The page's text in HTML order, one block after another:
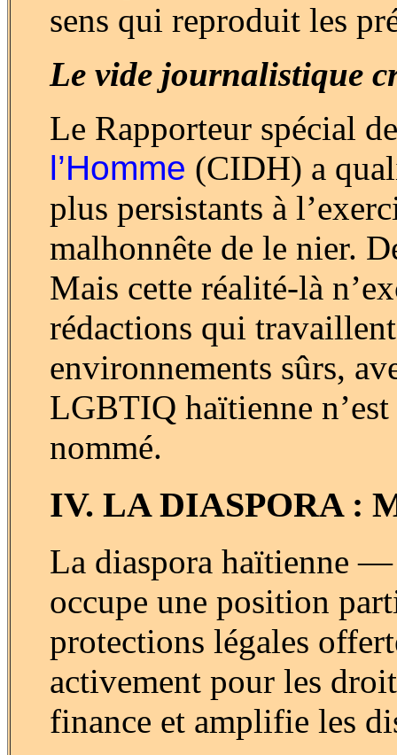
sens qui reproduit les
Le vide journalistique
Le Rapporteur spécial
l’Homme (CIDH) a
plus persistants à
malhonnête de le nier.
Mais cette réalité-là
rédactions qui
environnements sûrs,
LGBTIQ haïtienne
nommé.
IV. LA DIASPORA :
La diaspora haïtienne
occupe une position
protections légales
activement pour les
finance et amplifie les